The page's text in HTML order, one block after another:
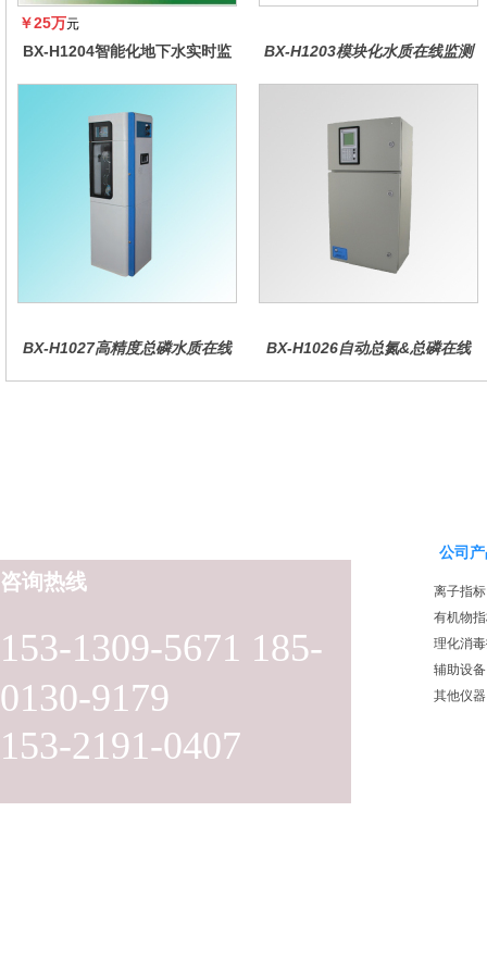
￥25万元
BX-H1204智能化地下水实时监
BX-H1203模块化水质在线监测
BX-H1027高精度总磷水质在线
BX-H1026自动总氮&总磷在线
153-1309-5671 185-
0130-9179
153-2191-0407
咨询热线
公司
离子指标
有机物
理化消
辅助设备
其他仪器